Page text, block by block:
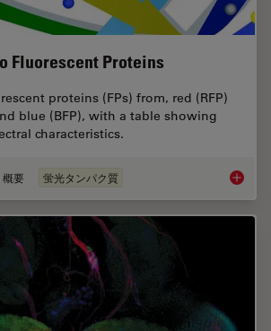
Fluorescent Proteins
proteins (FPs) from, red (RFP)
blue (BFP), with a table showing
characteristics.
概要 蛍光タンパク質